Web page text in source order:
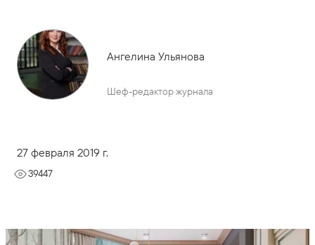
Ангелина Ульянова
Шеф-редактор журнала
27 февраля 2019 г.
39447